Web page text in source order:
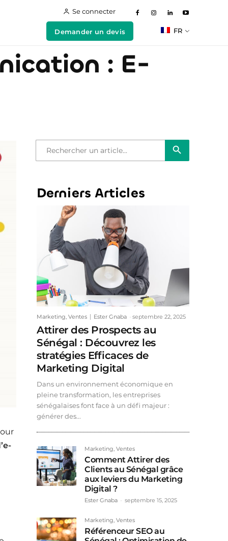
Se connecter
Demander un devis FR
: E-
l’e-
Recherche
:
Bouton de recherche
Derniers Articles
Marketing, Ventes Ester Gnaba septembre 22, 2025
Attirer des Prospects au
Sénégal : Découvrez les
stratégies Efficaces de
Marketing Digital
Dans un environnement économique en
pleine transformation, les entreprises
sénégalaises font face à un défi majeur :
générer des...
Marketing, Ventes
Comment Attirer des
Clients au Sénégal grâce
aux leviers du Marketing
Digital ?
Ester Gnaba septembre 15, 2025
Marketing, Ventes
Référenceur SEO au